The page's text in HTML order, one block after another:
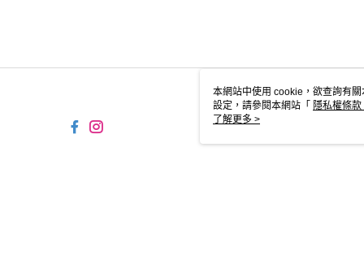
本網站中使用 cookie，欲查詢有
設定，請參閱本網站「 隱私權條款
使用 cookie。
了解更多 >